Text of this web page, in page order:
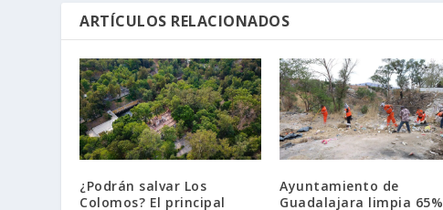
ARTÍCULOS RELACIONADOS
¿Podrán salvar Los
Colomos? El principal
Ayuntamiento de
Guadalajara limpia 65%